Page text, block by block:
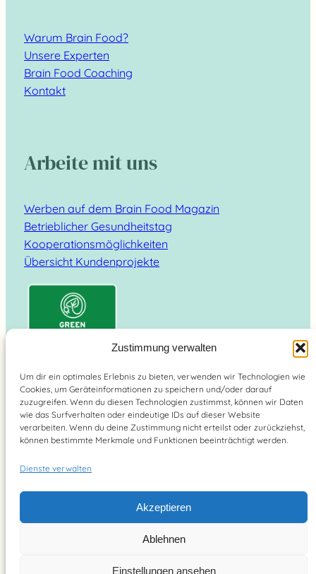
Zustimmung verwalten
Um dir ein optimales Erlebnis zu bieten, verwenden wir Technologien wie
Cookies, um Geräteinformationen zu speichern und/oder darauf
zuzugreifen. Wenn du diesen Technologien zustimmst, können wir Daten
wie das Surfverhalten oder eindeutige IDs auf dieser Website
verarbeiten. Wenn du deine Zustimmung nicht erteilst oder zurückziehst,
können bestimmte Merkmale und Funktionen beeinträchtigt werden.
Dienste verwalten
Akzeptieren
Ablehnen
Einstellungen ansehen
Warum Brain Food?
Unsere Experten
Brain Food Coaching
Kontakt
Arbeite mit uns
Werben auf dem Brain Food Magazin
Betrieblicher Gesundheitstag
Kooperationsmöglichkeiten
Übersicht Kundenprojekte
Suchen
Brain Food Magazin – lebe bewusst 2026
Facebook